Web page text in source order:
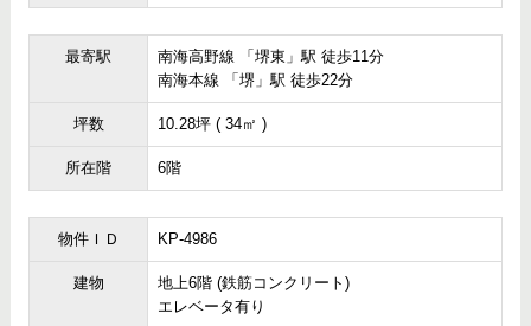
最寄駅
南海高野線 「堺東」駅 徒歩11分
南海本線 「堺」駅 徒歩22分
坪数 10.28坪 ( 34㎡ )
所在階 6階
物件ＩＤ KP-4986
建物
地上6階 (鉄筋コンクリート)
エレベータ有り